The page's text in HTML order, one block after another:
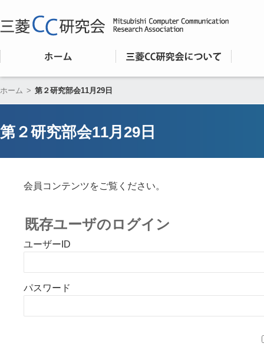
ホーム > 第２研究部会11月29日
第２研究部会11月29日
会員コンテンツをご覧ください。
既存ユーザのログイン
ユーザーID
パスワード